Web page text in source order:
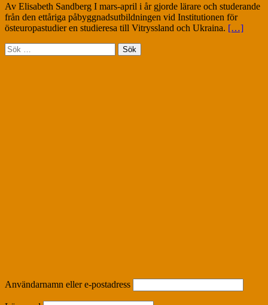
Av Elisabeth Sandberg I mars-april i år gjorde lärare och studerande
från den ettåriga påbyggnadsutbildningen vid Institutionen för
östeuropastudier en studieresa till Vitryssland och Ukraina. […]
Sök
efter:
Användarnamn eller e-postadress